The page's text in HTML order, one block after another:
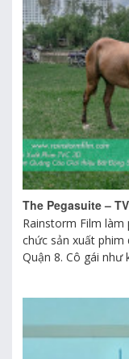
The Pegasuite –
Rainstorm Film
chức sản xuất phim
Quận 8. Cô gái